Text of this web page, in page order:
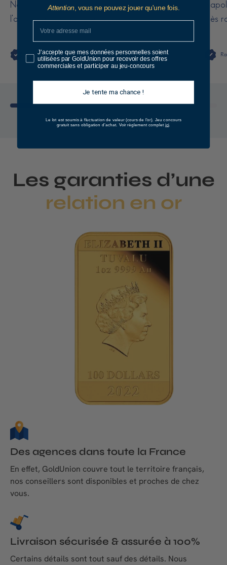
Napoléon, très bon état, très bien emballé à
l'arrivée à mon domicile. Nickel.
Thierry Ben Defor
très
Les garanties d’une
relation en or
Des agences dans toute la France
En effet, GoldUnion couvre tout le territoire français,
nos conseillers sont disponibles et proches de chez
vous.
Livraison sécurisée & assurée à 100%
Certains détails sont tout sauf des détails. Nous
Attention , vous ne pouvez jouer qu'une fois.
J’accepte que mes données personnelles soient
utilisées par GoldUnion pour recevoir des offres
commerciales et participer au jeu-concours
Je tente ma chance !
Le lot est soumis à fluctuation de valeur (cours de l’or). Jeu concours
gratuit sans obligation d’achat. Voir règlement complet ici.